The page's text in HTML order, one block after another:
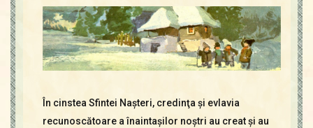
În cinstea Sfintei Naşteri, credinţa şi evlavia
recunoscătoare a înaintaşilor noştri au creat şi au